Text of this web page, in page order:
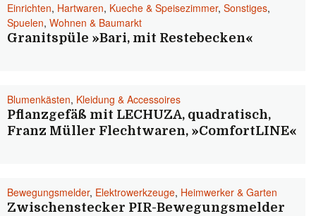
Einrichten, Hartwaren, Kueche & Speisezimmer, Sonstiges,
Spuelen, Wohnen & Baumarkt
Granitspüle »Bari, mit Restebecken«
Blumenkästen, Kleidung & Accessoires
Pflanzgefäß mit LECHUZA, quadratisch,
Franz Müller Flechtwaren, »ComfortLINE«
Bewegungsmelder, Elektrowerkzeuge, Heimwerker & Garten
Zwischenstecker PIR-Bewegungsmelder